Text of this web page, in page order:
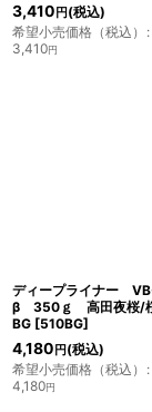
3,410 円 (税込)
希望小売価格（税込） :
3,410円
ディープライナー
β 350ｇ 高田夜桜/
BG [510BG]
4,180 円 (税込)
希望小売価格（税込） :
4,180円